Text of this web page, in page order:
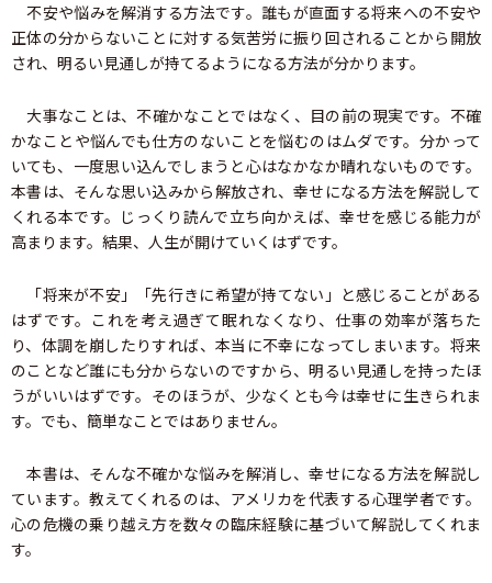
不安や悩みを解消する方法です。誰もが直面する将来への不安や
正体の分からないことに対する気苦労に振り回されることから開放
され、明るい見通しが持てるようになる方法が分かります。
大事なことは、不確かなことではなく、目の前の現実です。不確
かなことや悩んでも仕方のないことを悩むのはムダです。分かって
いても、一度思い込んでしまうと心はなかなか晴れないものです。
本書は、そんな思い込みから解放され、幸せになる方法を解説して
くれる本です。じっくり読んで立ち向かえば、幸せを感じる能力が
高まります。結果、人生が開けていくはずです。
「将来が不安」「先行きに希望が持てない」と感じることがある
はずです。これを考え過ぎて眠れなくなり、仕事の効率が落ちた
り、体調を崩したりすれば、本当に不幸になってしまいます。将来
のことなど誰にも分からないのですから、明るい見通しを持ったほ
うがいいはずです。そのほうが、少なくとも今は幸せに生きられま
す。でも、簡単なことではありません。
本書は、そんな不確かな悩みを解消し、幸せになる方法を解説し
ています。教えてくれるのは、アメリカを代表する心理学者です。
心の危機の乗り越え方を数々の臨床経験に基づいて解説してくれま
す。